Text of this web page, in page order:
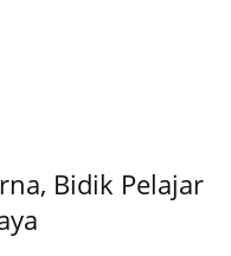
Bidik Pelajar